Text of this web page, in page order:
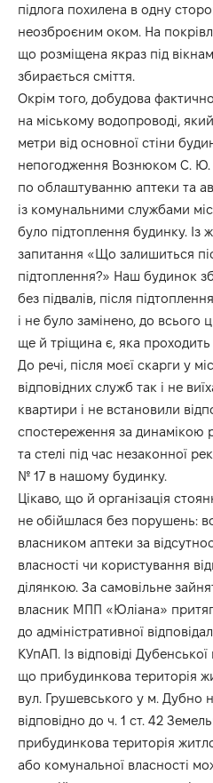
підлога похилена в одну
неозброєним оком. На
що розміщена якраз під
збирається сміття.
Окрім того, добудова
на міському водопроводі, який
метри від основної стіни
непогодження Вознюком С. Ю.
по облаштуванню аптеки та
із комунальними службами
було підтоплення будинку. Із
запитання «Що залишиться
підтоплення?» Наш будинок
без підвалів, після
і не було замінено, до всього
ще й тріщина є, яка
До речі, після моєї скарги у
відповідних служб так і не
квартири і не встановили
спостереження за динамікою
та стелі під час незаконної
№ 17 в нашому будинку.
Цікаво, що й організація
не обійшлася без порушень:
власником аптеки за
власності чи користування
ділянкою. За самовільне
власник МПП «Юліана»
до адміністративної
КУпАП. Із відповіді
що прибудинкова територія
вул. Грушевського у м. Дубно
відповідно до ч. 1 ст. 42
прибудинкова територія
або комунальної власності